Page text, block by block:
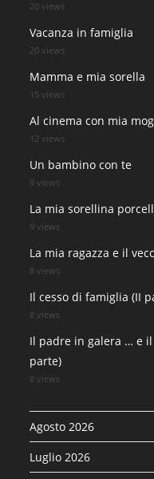
20 views
Vacanza in famiglia
20 views
Mamma e mia sorella
15 views
Al cinema con mia
12 views
Un bambino con te
9 views
La mia sorellina
9 views
La mia ragazza e il
8 views
Il cesso di famiglia (II
8 views
Il padre in galera … e
parte)
8 views
Agosto 2026
Luglio 2026